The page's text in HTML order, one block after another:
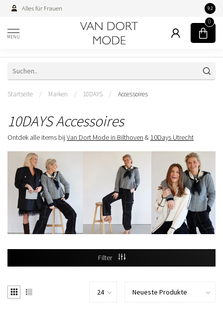
Alles für Frauen 9.2
MENU
0
Startseite / Marken / 10DAYS / Accessoires
10DAYS Accessoires
Ontdek alle items bij Van Dort Mode in Bilthoven & 10Days Utrecht
Filter